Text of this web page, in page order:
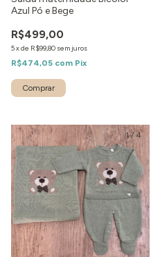
Azul Pó e Bege
R$499,00
5xde R$99,80 sem juros
R$474,05 com Pix
Comprar
1/ 4